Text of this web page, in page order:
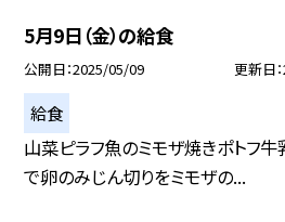
5月9日（金）の給食
公開日 2025/05/09 更新日
給食
山菜ピラフ魚のミモザ焼きポトフ
で卵のみじん切りをミモザの...